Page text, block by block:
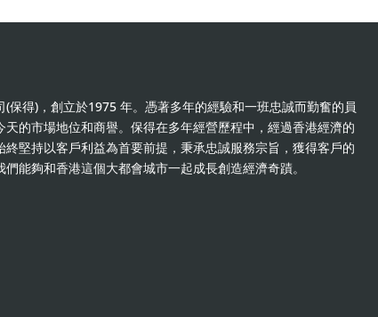
(保得)，創立於1975 年。憑著多年的經驗和一班忠誠而勤奮的員
天的市場地位和商譽。保得在多年經營歷程中，經過香港經濟的
終堅持以客戶利益為首要前提，秉承忠誠服務宗旨，獲得客戶的
能夠和香港這個大都會城市一起成長創造經濟奇蹟。